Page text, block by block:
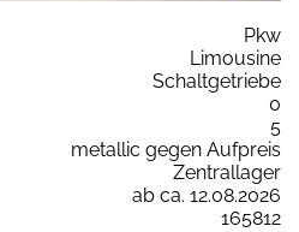
Pkw
Limousine
Schaltgetriebe
0
5
metallic gegen Aufpreis
Zentrallager
ab ca. 12.08.2026
165812